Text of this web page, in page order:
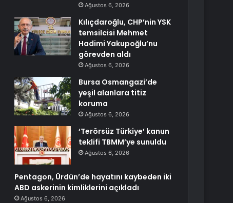
Ağustos 6, 2026
Kılıçdaroğlu, CHP’nin YSK
temsilcisi Mehmet
Hadimi Yakupoğlu’nu
görevden aldı
Ağustos 6, 2026
Bursa Osmangazi’de
yeşil alanlara titiz
koruma
Ağustos 6, 2026
‘Terörsüz Türkiye’ kanun
teklifi TBMM’ye sunuldu
Ağustos 6, 2026
Pentagon, Ürdün’de hayatını kaybeden iki
ABD askerinin kimliklerini açıkladı
Ağustos 6, 2026